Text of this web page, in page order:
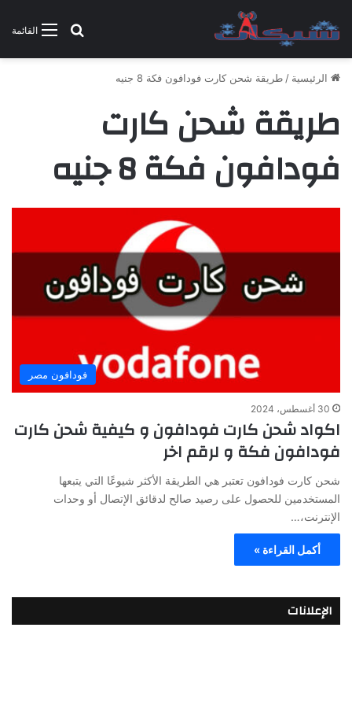
القائمةبحث عن
الرئيسية / طريقة شحن كارت فودافون فكة 8 جنيه
طريقة شحن كارت
فودافون فكة 8 جنيه
فودافون مصر
30 أغسطس، 2024
اكواد شحن كارت فودافون و كيفية شحن كارت
فودافون فكة و لرقم اخر
شحن كارت فودافون تعتبر هي الطريقة الأكثر شيوعًا التي يتبعها
المستخدمين للحصول على رصيد صالح لدقائق الإتصال أو وحدات
الإنترنت،…
أكمل القراءة »
الإعلانات